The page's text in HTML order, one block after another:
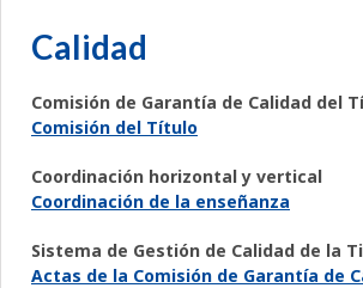
Calidad
Comisión de Garantía de Calidad del
Comisión del Título
Coordinación horizontal y vertical
Coordinación de la enseñanza
Sistema de Gestión de Calidad de la
Actas de la Comisión de Garantía de